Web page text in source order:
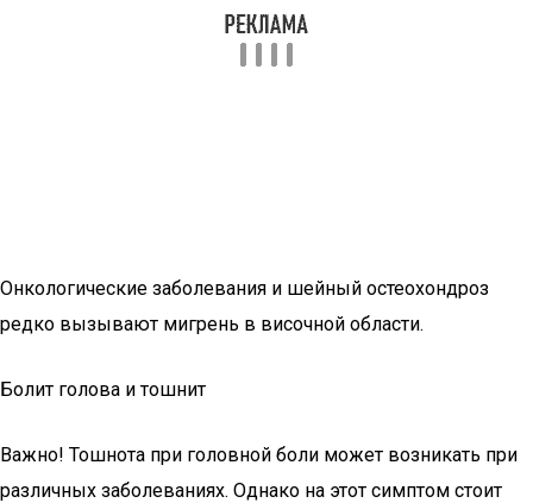
Онкологические заболевания и шейный остеохондроз
редко вызывают мигрень в височной области.
Болит голова и тошнит
Важно! Тошнота при головной боли может возникать при
различных заболеваниях. Однако на этот симптом стоит